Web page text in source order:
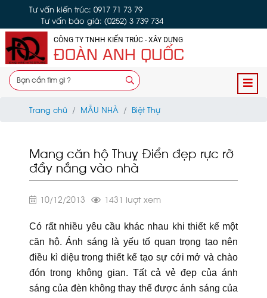
Tư vấn kiến trúc: 0917 71 73 79
Tư vấn báo giá: (0252) 3 739 734
CÔNG TY TNHH KIẾN TRÚC - XÂY DỰNG
ĐOÀN ANH QUỐC
Trang chủ MẪU NHÀ Biệt Thự
Mang căn hộ Thuỵ Điển đẹp rực rỡ
đầy nắng vào nhà
10/12/2013 1431 lượt xem
Có rất nhiều yêu cầu khác nhau khi thiết kế một
căn hộ. Ánh sáng là yếu tố quan trọng tạo nên
điều kì diệu trong thiết kế tạo sự cởi mở và chào
đón trong không gian. Tất cả vẻ đẹp của ánh
sáng của đèn không thay thế được ánh sáng của